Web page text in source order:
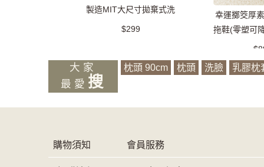
製造MIT大尺寸拋棄式洗
臉巾/萬用巾/乾濕兩用
$299
幸運擲筊厚
拖鞋(零塑可
大家
最愛 搜
枕頭 90cm 枕頭 洗臉 乳膠枕
購物須知 會員服務